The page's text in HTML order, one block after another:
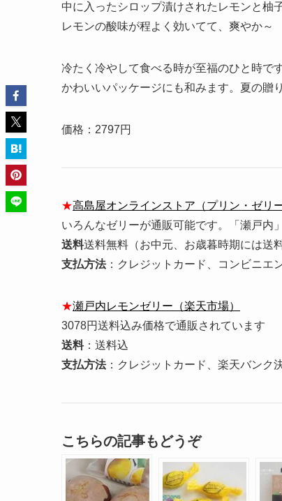
中に入ったシロップ漬けされたレモンと柚
レモンの酸味が程よく効いてて、爽やか～
冷たく冷やして食べる時が至福のひと時で
かわいいパッケージにも和みます。夏の贈
価格：2797円
★高島屋オンラインストア（プリン・ゼリー
いろんなゼリーが通販可能です。「瀬戸内
送料送料無料（お中元、お歳暮時期には送
支払方法：クレジットカード、コンビニエ
★瀬戸内レモンゼリー（楽天市場）
3078円送料込み価格で通販されています
送料：送料込
支払方法：クレジットカード、楽天バンク
こちらの記事もどうぞ